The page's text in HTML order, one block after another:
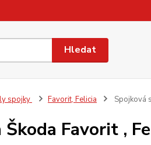
Hledat
spojky Favorit, Felicia Spojková
Favorit ,